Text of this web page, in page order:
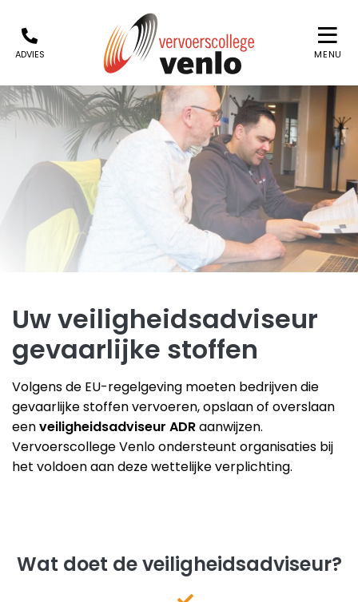
ADVIES MENU
Uw veiligheidsadviseur
gevaarlijke stoffen
Volgens de EU-regelgeving moeten bedrijven die
gevaarlijke stoffen vervoeren, opslaan of overslaan
eenveiligheidsadviseur ADRaanwijzen.
Vervoerscollege Venlo ondersteunt organisaties bij
het voldoen aan deze wettelijke verplichting.
Wat doet de veiligheidsadviseur?